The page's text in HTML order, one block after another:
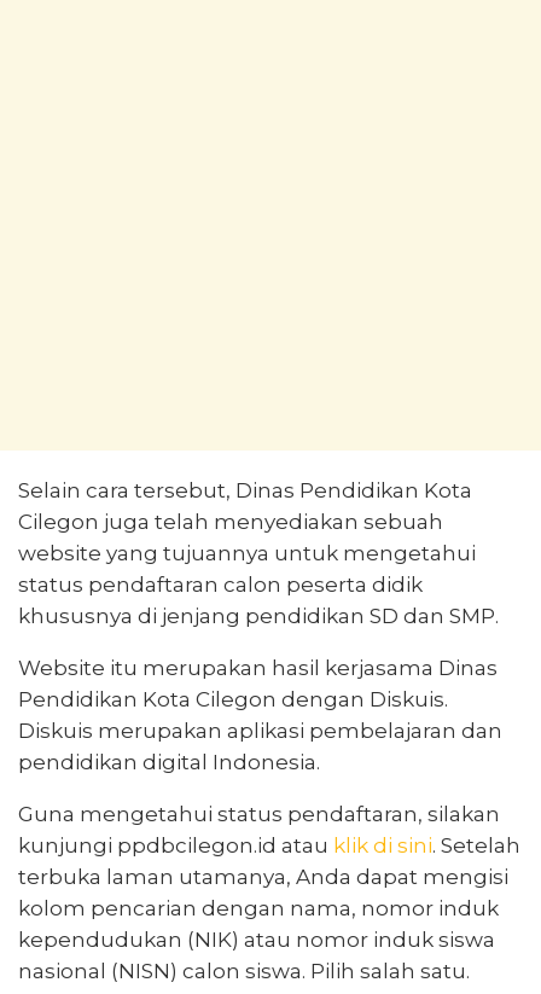
Selain cara tersebut, Dinas Pendidikan Kota
Cilegon juga telah menyediakan sebuah
website yang tujuannya untuk mengetahui
status pendaftaran calon peserta didik
khususnya di jenjang pendidikan SD dan SMP.
Website itu merupakan hasil kerjasama Dinas
Pendidikan Kota Cilegon dengan Diskuis.
Diskuis merupakan aplikasi pembelajaran dan
pendidikan digital Indonesia.
Guna mengetahui status pendaftaran, silakan
kunjungi ppdbcilegon.id atau klik di sini. Setelah
terbuka laman utamanya, Anda dapat mengisi
kolom pencarian dengan nama, nomor induk
kependudukan (NIK) atau nomor induk siswa
nasional (NISN) calon siswa. Pilih salah satu.